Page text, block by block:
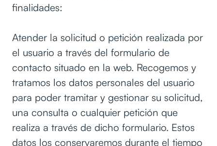
finalidades:
Atender la solicitud o petición realizada por
el usuario a través del formulario de
contacto situado en la web. Recogemos y
tratamos los datos personales del usuario
para poder tramitar y gestionar su solicitud,
una consulta o cualquier petición que
realiza a través de dicho formulario. Estos
datos los conservaremos durante el tiempo